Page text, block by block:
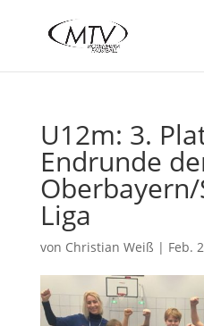
U12m: 3.
Endrunde
Liga
von Christian Weiß | Feb.